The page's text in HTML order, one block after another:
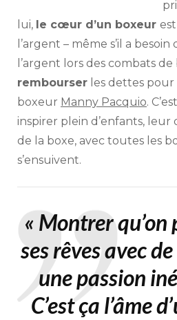
lui, le cœur d’un boxeur
l’argent – même s’il a
l’argent lors des combats
rembourser les dettes
boxeur Manny Pacquio.
inspirer plein d’enfants, leur
de la boxe, avec toutes les
s’ensuivent.
« Montrer
ses rêves avec
une passion
C’est ça l’âme